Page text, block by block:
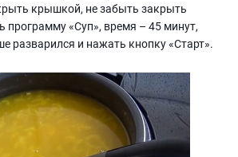
крышкой, не забыть закрыть
программу «Суп», время – 45 минут,
разварился и нажать кнопку «Старт».